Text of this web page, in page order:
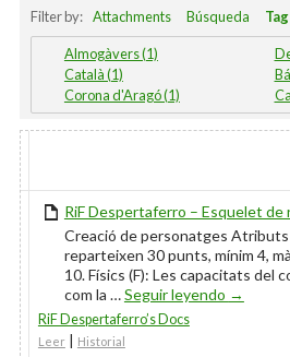
Filter by: Attachments Búsqueda Tag
Almogàvers (1)
Català (1)
Corona d'Aragó (1)
RiF Despertaferro – Esquelet de
Creació de personatges Atributs
reparteixen 30 punts, mínim 4,
10. Físics (F): Les capacitats del
com la …Seguir leyendo RiF
→
RiF Despertaferro’s Docs
Leer | Historial